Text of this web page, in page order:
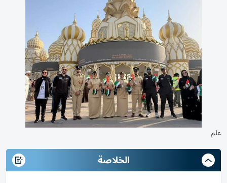
علم
الخلاصة